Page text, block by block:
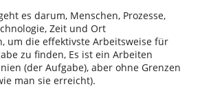
es darum, Menschen, Prozesse,
Zeit und Ort
um die effektivste Arbeitsweise für
zu finden, Es ist ein Arbeiten
(der Aufgabe), aber ohne Grenzen
man sie erreicht).